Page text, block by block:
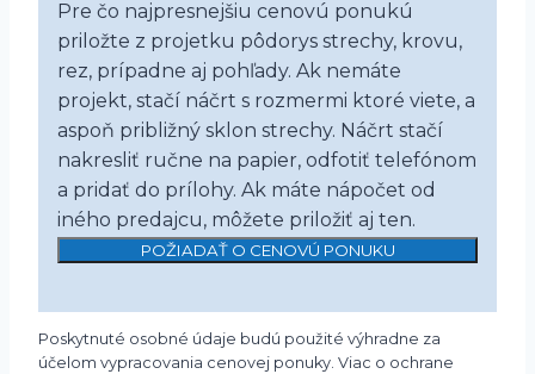
Pre čo najpresnejšiu cenovú ponukú
priložte z projetku pôdorys strechy, krovu,
rez, prípadne aj pohľady. Ak nemáte
projekt, stačí náčrt s rozmermi ktoré viete, a
aspoň približný sklon strechy. Náčrt stačí
nakresliť ručne na papier, odfotiť telefónom
a pridať do prílohy. Ak máte nápočet od
iného predajcu, môžete priložiť aj ten.
POŽIADAŤ O CENOVÚ PONUKU
Poskytnuté osobné údaje budú použité výhradne za
účelom vypracovania cenovej ponuky. Viac o ochrane